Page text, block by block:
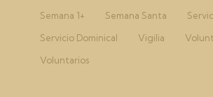
Semana 1+
Semana Santa
Servicio Dominical
Vigilia
Voluntarios